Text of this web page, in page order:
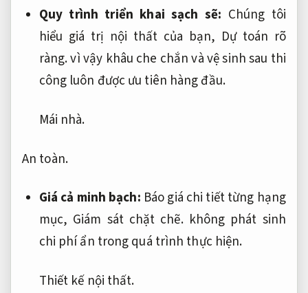
Quy trình triển khai sạch sẽ: Chúng tôi
hiểu giá trị nội thất của bạn, Dự toán rõ
ràng.vì vậy khâu che chắn và vệ sinh sau thi
công luôn được ưu tiên hàng đầu.
Mái nhà.
An toàn.
Giá cả minh bạch: Báo giá chi tiết từng hạng
mục, Giám sát chặt chẽ.không phát sinh
chi phí ẩn trong quá trình thực hiện.
Thiết kế nội thất.